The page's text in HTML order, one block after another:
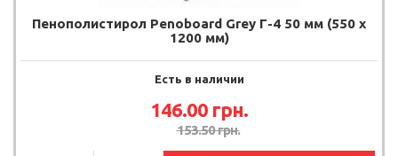
Пенополистирол Penoboard Grey Г-4 50 мм (550 х
1200 мм)
Есть в наличии
146.00 грн.
153.50 грн.